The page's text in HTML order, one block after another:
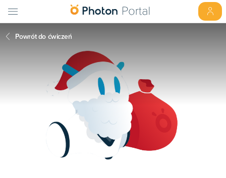
Powrót do ćwiczeń